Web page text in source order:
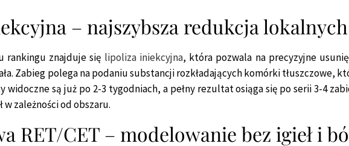
– najszybsza redukcja lokalnych
rankingu znajduje się lipoliza iniekcyjna, która pozwala na precyzyjne
Zabieg polega na podaniu substancji rozkładających komórki tłuszczowe,
widoczne są już po 2-3 tygodniach, a pełny rezultat osiąga się po serii 3-4
w zależności od obszaru.
RET/CET – modelowanie bez igieł i